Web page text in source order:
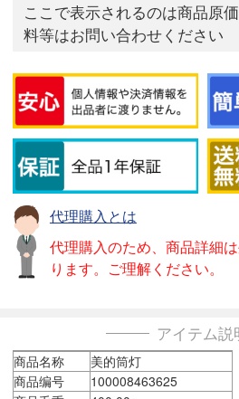
ここで表示されるのは商品原
料等はお問い合わせください
代理購入とは
代理購入のため、商品詳細
ります。ご理解ください。
アイテム説
商品名称
美的筒灯
商品编号
100008463625